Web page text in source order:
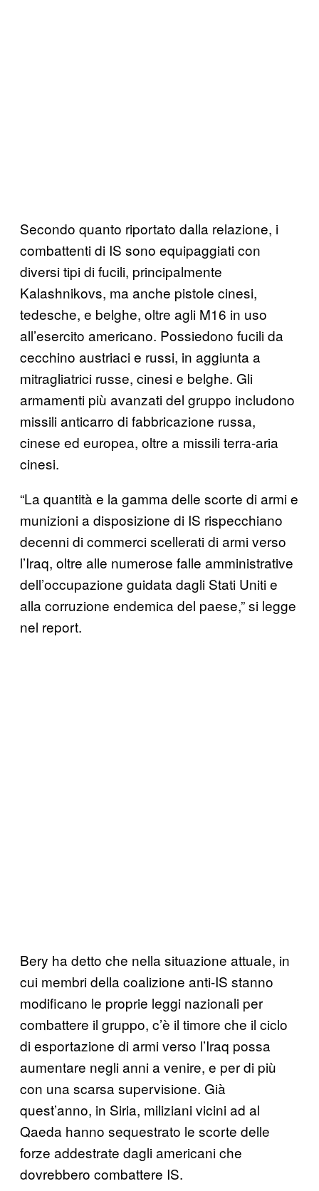
Secondo quanto riportato dalla relazione, i
combattenti di IS sono equipaggiati con
diversi tipi di fucili, principalmente
Kalashnikovs, ma anche pistole cinesi,
tedesche, e belghe, oltre agli M16 in uso
all’esercito americano. Possiedono fucili da
cecchino austriaci e russi, in aggiunta a
mitragliatrici russe, cinesi e belghe. Gli
armamenti più avanzati del gruppo includono
missili anticarro di fabbricazione russa,
cinese ed europea, oltre a missili terra-aria
cinesi.
“La quantità e la gamma delle scorte di armi e
munizioni a disposizione di IS rispecchiano
decenni di commerci scellerati di armi verso
l’Iraq, oltre alle numerose falle amministrative
dell’occupazione guidata dagli Stati Uniti e
alla corruzione endemica del paese,” si legge
nel report.
Bery ha detto che nella situazione attuale, in
cui membri della coalizione anti-IS stanno
modificano le proprie leggi nazionali per
combattere il gruppo, c’è il timore che il ciclo
di esportazione di armi verso l’Iraq possa
aumentare negli anni a venire, e per di più
con una scarsa supervisione. Già
quest’anno, in Siria, miliziani vicini ad al
Qaeda hanno sequestrato le scorte delle
forze addestrate dagli americani che
dovrebbero combattere IS.